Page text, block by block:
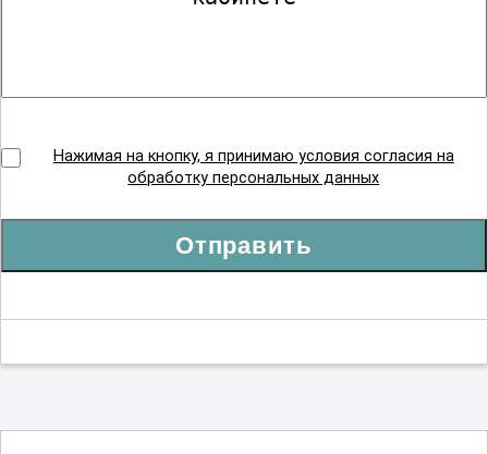
Нажимая на кнопку, я принимаю условия согласия на
обработку персональных данных
Отправить